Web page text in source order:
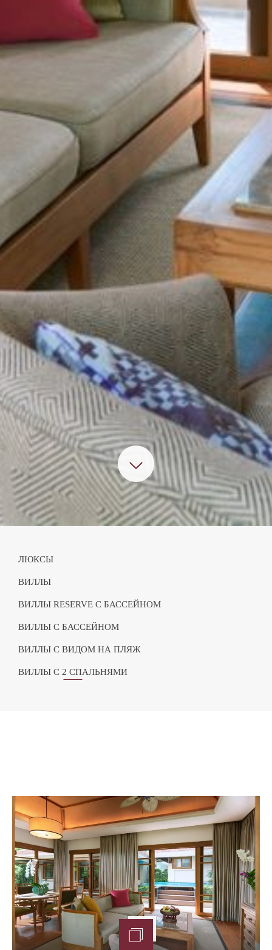
ЛЮКСЫ
ВИЛЛЫ
ВИЛЛЫ RESERVE С БАССЕЙНОМ
ВИЛЛЫ С БАССЕЙНОМ
ВИЛЛЫ С ВИДОМ НА ПЛЯЖ
ВИЛЛЫ С 2 СПАЛЬНЯМИ